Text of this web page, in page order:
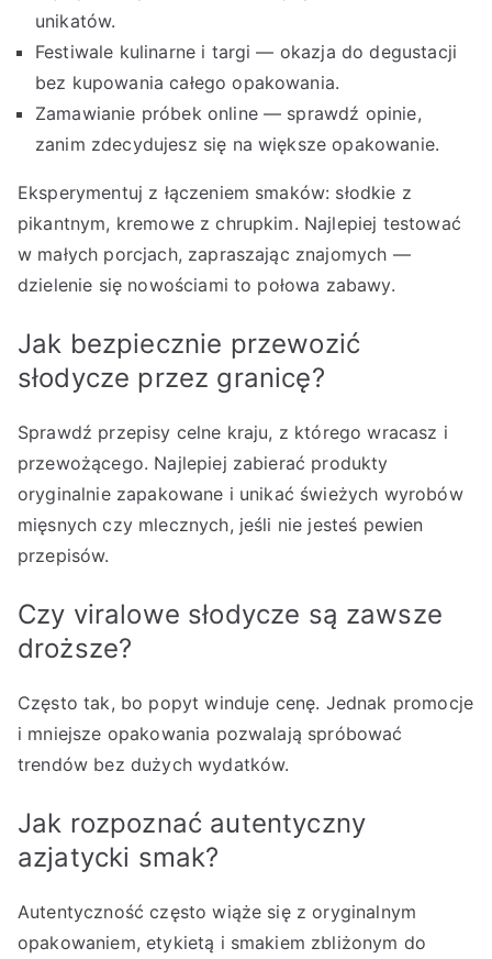
unikatów.
Festiwale kulinarne i targi — okazja do degustacji
bez kupowania całego opakowania.
Zamawianie próbek online — sprawdź opinie,
zanim zdecydujesz się na większe opakowanie.
Eksperymentuj z łączeniem smaków: słodkie z
pikantnym, kremowe z chrupkim. Najlepiej testować
w małych porcjach, zapraszając znajomych —
dzielenie się nowościami to połowa zabawy.
Jak bezpiecznie przewozić
słodycze przez granicę?
Sprawdź przepisy celne kraju, z którego wracasz i
przewożącego. Najlepiej zabierać produkty
oryginalnie zapakowane i unikać świeżych wyrobów
mięsnych czy mlecznych, jeśli nie jesteś pewien
przepisów.
Czy viralowe słodycze są zawsze
droższe?
Często tak, bo popyt winduje cenę. Jednak promocje
i mniejsze opakowania pozwalają spróbować
trendów bez dużych wydatków.
Jak rozpoznać autentyczny
azjatycki smak?
Autentyczność często wiąże się z oryginalnym
opakowaniem, etykietą i smakiem zbliżonym do